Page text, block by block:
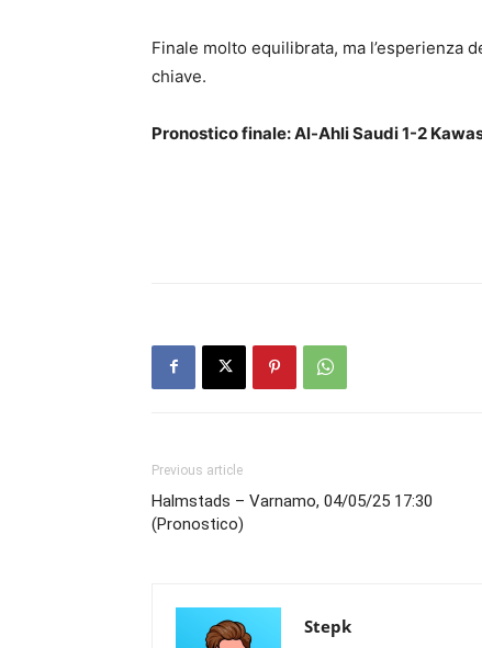
Finale molto equilibrata, ma l’esperienza
chiave.
Pronostico finale: Al-Ahli Saudi 1-2
Previous article
Halmstads – Varnamo, 04/05/25 17:30
(Pronostico)
Stepk